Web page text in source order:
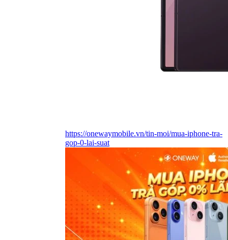
https://onewaymobile.vn/tin-moi/mua-iphone-tra-
gop-0-lai-suat